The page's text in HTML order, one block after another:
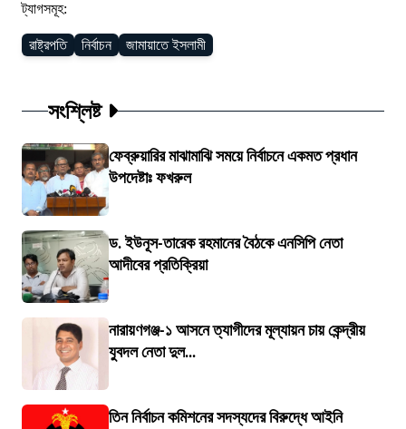
ট্যাগসমূহ:
রাষ্ট্রপতি নির্বাচন জামায়াতে ইসলামী
সংশ্লিষ্ট
ফেব্রুয়ারির মাঝামাঝি সময়ে নির্বাচনে একমত প্রধান
উপদেষ্টাঃ ফখরুল
ড. ইউনূস-তারেক রহমানের বৈঠকে এনসিপি নেতা
আদীবের প্রতিক্রিয়া
নারায়ণগঞ্জ-১ আসনে ত্যাগীদের মূল্যায়ন চায় কেন্দ্রীয়
যুবদল নেতা দুল...
তিন নির্বাচন কমিশনের সদস্যদের বিরুদ্ধে আইনি